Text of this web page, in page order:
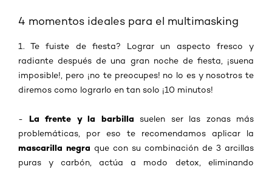
4 momentos ideales para el multimasking
1. Te fuiste de fiesta? Lograr un aspecto fresco y
radiante después de una gran noche de fiesta, ¡suena
imposible!, pero ¡no te preocupes! no lo es y nosotros te
diremos como lograrlo en tan solo ¡10 minutos!
- La frente y la barbilla suelen ser las zonas más
problemáticas, por eso te recomendamos aplicar la
mascarilla negra que con su combinación de 3 arcillas
puras y carbón, actúa a modo detox, eliminando